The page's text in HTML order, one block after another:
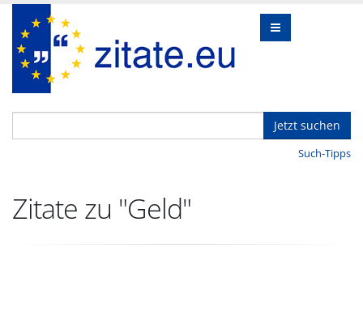
Jetzt suchen
Such-Tipps
Zitate zu "Geld"